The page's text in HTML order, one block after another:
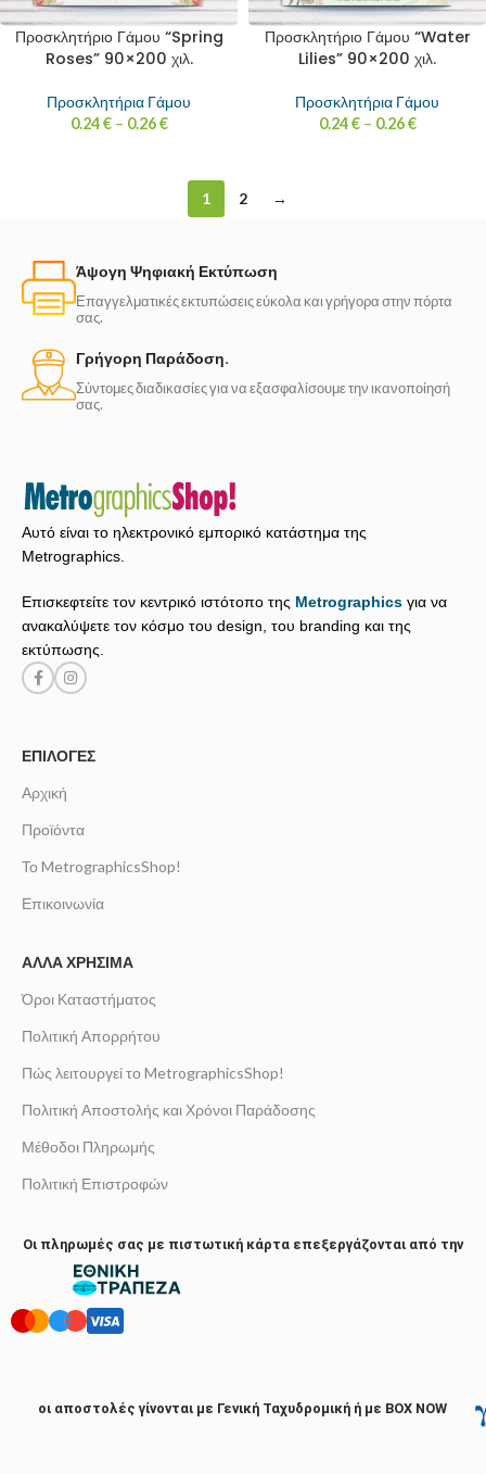
Προσκλητήριο Γάμου “Spring
Roses” 90×200 χιλ.
Προσκλητήρια Γάμου
0.24€ – 0.26€
Προσκλητήριο Γάμου “Water
Lilies” 90×200 χιλ.
Προσκλητήρια Γάμου
0.24€ – 0.26€
1 2 →
Άψογη Ψηφιακή Εκτύπωση
Επαγγελματικές εκτυπώσεις εύκολα και γρήγορα στην πόρτα
σας.
Γρήγορη Παράδοση.
Σύντομες διαδικασίες για να εξασφαλίσουμε την ικανοποίησή
σας.
Αυτό είναι το ηλεκτρονικό εμπορικό κατάστημα της
Metrographics.
Επισκεφτείτε τον κεντρικό ιστότοπο της Metrographics για να
ανακαλύψετε τον κόσμο του design, του branding και της
εκτύπωσης.
ΕΠΙΛΟΓΈΣ
Αρχική
Προϊόντα
Το MetrographicsShop!
Επικοινωνία
ΆΛΛΑ ΧΡΉΣΙΜΑ
Όροι Καταστήματος
Πολιτική Απορρήτου
Πώς λειτουργεί το MetrographicsShop!
Πολιτική Αποστολής και Χρόνοι Παράδοσης
Μέθοδοι Πληρωμής
Πολιτική Επιστροφών
Οι πληρωμές σας με πιστωτική κάρτα επεξεργάζονται από την
οι αποστολές γίνονται με Γενική Ταχυδρομική ή με BOX NOW